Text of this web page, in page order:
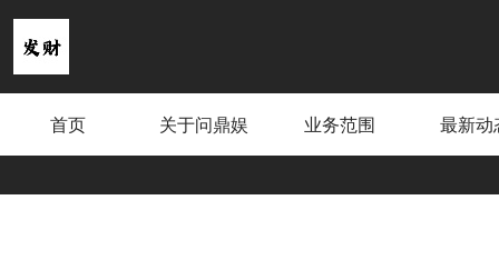
首页 关于问鼎娱 业务范围 最新动